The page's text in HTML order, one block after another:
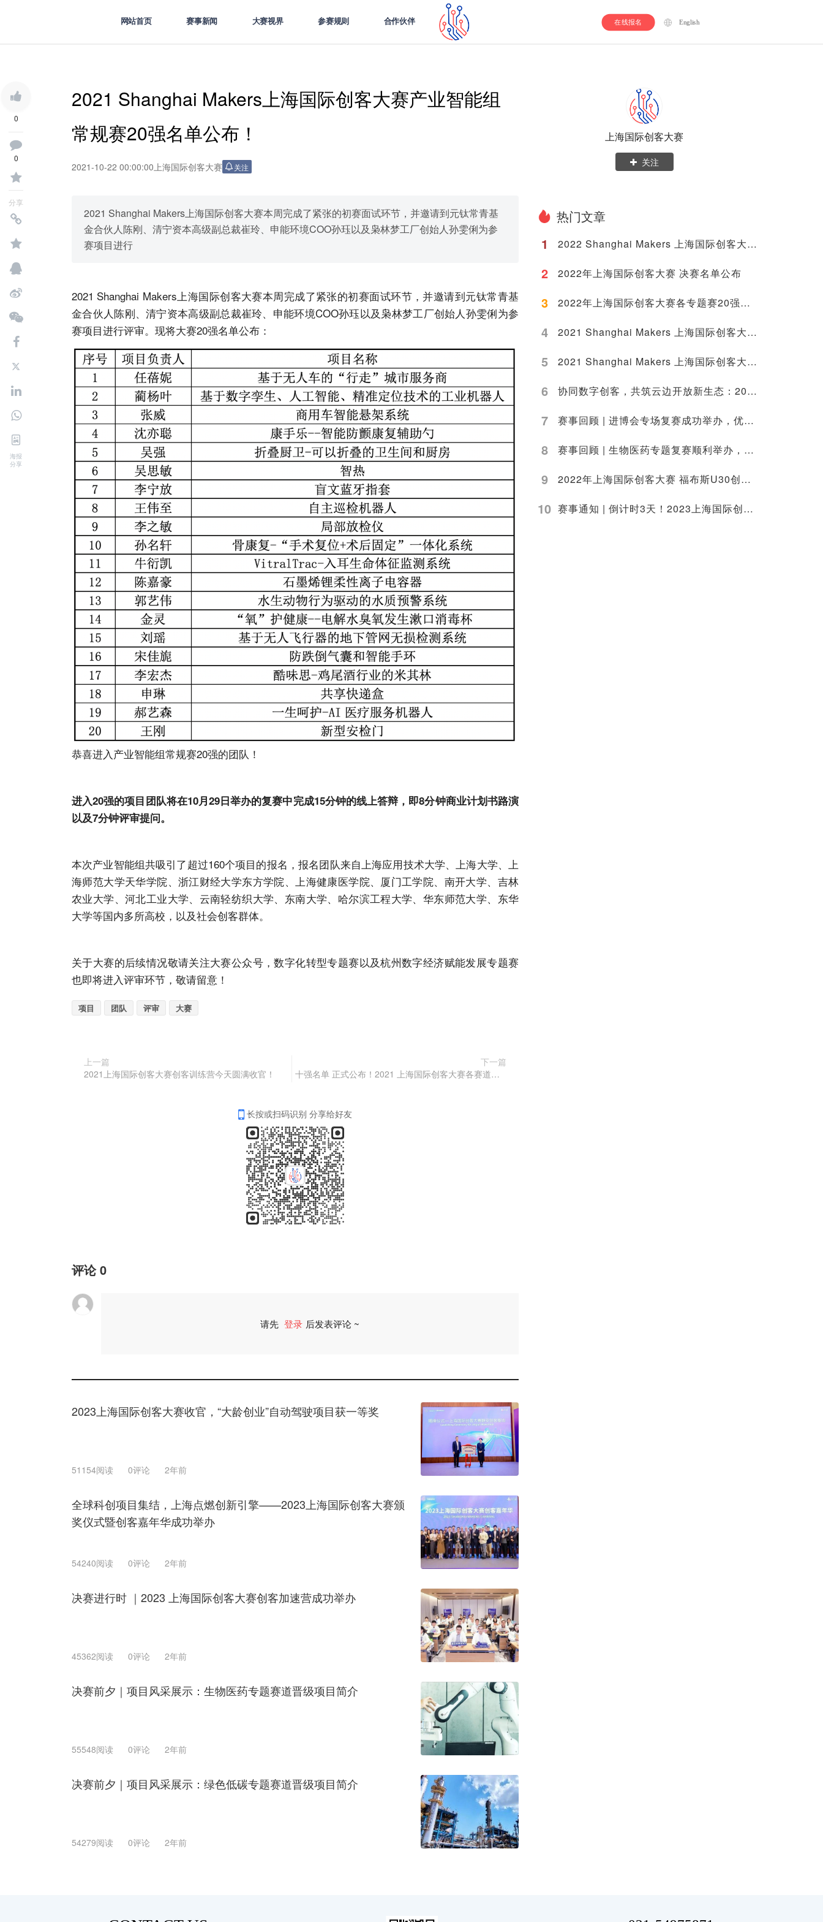
网站首页 赛事新闻 大赛视界 参赛规则 合作伙伴 在线报名 English
0
0
分享
海报
分享
2021 Shanghai Makers上海国际创客大赛产业智能组
常规赛20强名单公布！
2021-10-22 00:00:00上海国际创客大赛 关注
2021 Shanghai Makers上海国际创客大赛本周完成了紧张的初赛面试环节，并邀请到元钛常青基
金合伙人陈刚、清宁资本高级副总裁崔玲、申能环境COO孙珏以及枭林梦工厂创始人孙雯俐为参
赛项目进行
2021 Shanghai Makers上海国际创客大赛本周完成了紧张的初赛面试环节，并邀请到元钛常青基
金合伙人陈刚、清宁资本高级副总裁崔玲、申能环境COO孙珏以及枭林梦工厂创始人孙雯俐为参
赛项目进行评审。现将大赛20强名单公布：
恭喜进入产业智能组常规赛20强的团队！
进入20强的项目团队将在10月29日举办的复赛中完成15分钟的线上答辩，即8分钟商业计划书路演
以及7分钟评审提问。
本次产业智能组共吸引了超过160个项目的报名，报名团队来自上海应用技术大学、上海大学、上
海师范大学天华学院、浙江财经大学东方学院、上海健康医学院、厦门工学院、南开大学、吉林
农业大学、河北工业大学、云南轻纺织大学、东南大学、哈尔滨工程大学、华东师范大学、东华
大学等国内多所高校，以及社会创客群体。
关于大赛的后续情况敬请关注大赛公众号，数字化转型专题赛以及杭州数字经济赋能发展专题赛
也即将进入评审环节，敬请留意！
项目 团队 评审 大赛
上一篇
2021上海国际创客大赛创客训练营今天圆满收官！
下一篇
十强名单 正式公布！2021 上海国际创客大赛各赛道十强名单出炉！
长按或扫码识别 分享给好友
评论0
请先 登录 后发表评论 ~
2023上海国际创客大赛收官，“大龄创业”自动驾驶项目获一等奖
51154阅读 0评论 2年前
全球科创项目集结，上海点燃创新引擎——2023上海国际创客大赛颁
奖仪式暨创客嘉年华成功举办
54240阅读 0评论 2年前
决赛进行时 ｜2023 上海国际创客大赛创客加速营成功举办
45362阅读 0评论 2年前
决赛前夕｜项目风采展示：生物医药专题赛道晋级项目简介
55548阅读 0评论 2年前
决赛前夕｜项目风采展示：绿色低碳专题赛道晋级项目简介
54279阅读 0评论 2年前
上海国际创客大赛
关注
热门文章
1
2022 Shanghai Makers 上海国际创客大赛 顺利闭幕！
2 2022年上海国际创客大赛 决赛名单公布
3 2022年上海国际创客大赛各专题赛20强公布！
4 2021 Shanghai Makers 上海国际创客大赛Demo Day展出中！
5 2021 Shanghai Makers 上海国际创客大赛 顺利闭幕！
6 协同数字创客，共筑云边开放新生态：2021上海国际创客大赛EdgeX中国挑战赛现场开发路演成功举办
7 赛事回顾 | 进博会专场复赛成功举办，优秀项目路演将亮相进博会
8 赛事回顾 | 生物医药专题复赛顺利举办，助力上海打造“热带雨林”般生物医药产业生态
9 2022年上海国际创客大赛 福布斯U30创业说 赛前培训活动成功举办
10 赛事通知 | 倒计时3天！2023上海国际创客大赛绿色低碳专题复赛即将启动